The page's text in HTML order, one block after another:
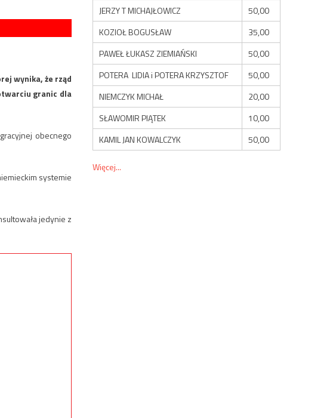
wynika, że rząd
granic dla
obecnego
systemie
jedynie z
JERZY T MICHAJŁOWICZ
50,00
KOZIOŁ BOGUSŁAW
35,00
PAWEŁ ŁUKASZ ZIEMIAŃSKI
50,00
POTERA LIDIA i POTERA KRZYSZTOF
50,00
NIEMCZYK MICHAŁ
20,00
SŁAWOMIR PIĄTEK
10,00
KAMIL JAN KOWALCZYK
50,00
Więcej...